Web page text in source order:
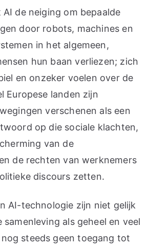
de neiging om bepaalde
door robots, machines en
in het algemeen,
hun baan verliezen; zich
en onzeker voelen over de
Europese landen zijn
verschenen als een
op die sociale klachten,
van de
de rechten van werknemers
discours zetten.
AI-technologie zijn niet gelijk
als geheel en veel
steeds geen toegang tot